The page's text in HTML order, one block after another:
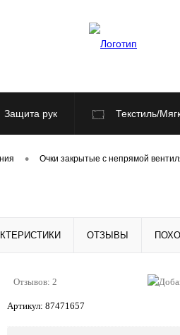
Защита рук Текстиль/
По отраслям
• Очки закрытые с непрямой
ОТЗЫВЫ
Отзывов: 2
Артикул: 87471657